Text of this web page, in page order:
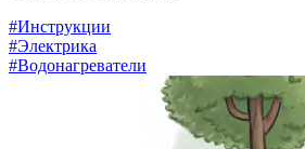
#Инструкции
#Электрика
#Водонагреватели